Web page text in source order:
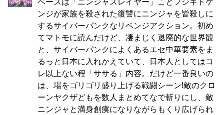
ベースは「ニンジャスレイヤー」ことフジキドケ
ンジが家族を殺された復讐にニンジャを皆殺しに
するサイバーパンクなリベンジアクション。初め
てマトモに読んだけど、凄まじく退廃的な世界観
と、サイバーパンクによくあるエセ中華要素をま
るっと日本に入れかえていて、日本人としてはコ
レ以上ない程「ササる」内容。だけど一番良いの
は、場をゴリゴリ盛り上げる戦闘シーン!敵のクロ
ーンヤクザどもを数人まとめてなで斬りにし、敵
ニンジャと満身創痍になりながらもくり広げられ